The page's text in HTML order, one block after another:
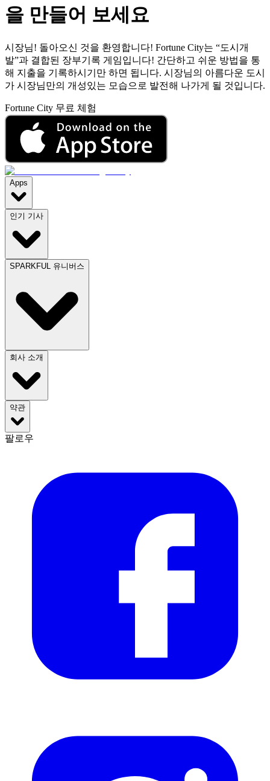
을 만들어 보세요
시장님! 돌아오신 것을 환영합니다! Fortune City는 “도시개
발”과 결합된 장부기록 게임입니다! 간단하고 쉬운 방법을 통
해 지출을 기록하시기만 하면 됩니다. 시장님의 아름다운 도시
가 시장님만의 개성있는 모습으로 발전해 나가게 될 것입니다.
Fortune City 무료 체험
Apps
인기 기사
SPARKFUL 유니버스
회사 소개
약관
팔로우